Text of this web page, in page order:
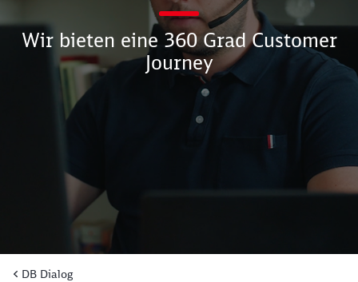
Wir bieten eine 360 Grad Customer
Journey
DB Dialog